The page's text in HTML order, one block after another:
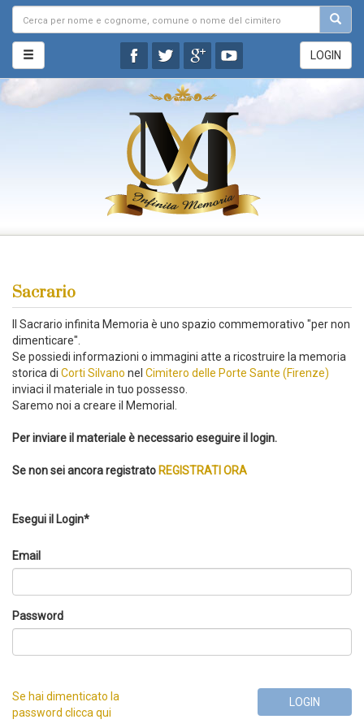
LOGIN
Sacrario
Il Sacrario infinita Memoria è uno spazio commemorativo "per non
dimenticare".
Se possiedi informazioni o immagini atte a ricostruire la memoria
storica di Corti Silvano nel Cimitero delle Porte Sante (Firenze)
inviaci il materiale in tuo possesso.
Saremo noi a creare il Memorial.
Per inviare il materiale è necessario eseguire il login.
Se non sei ancora registrato REGISTRATI ORA
Esegui il Login*
Email
Password
Se hai dimenticato la
password clicca qui
LOGIN